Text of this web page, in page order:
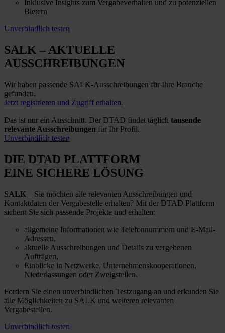
Inklusive Insights zum Vergabeverhalten und zu potenziellen
Bietern
Unverbindlich testen
SALK – AKTUELLE
AUSSCHREIBUNGEN
Wir haben passende SALK-Ausschreibungen für Ihre Branche
gefunden.
Jetzt registrieren und Zugriff erhalten.
Das ist nur ein Ausschnitt. Der DTAD findet täglich tausende
relevante Ausschreibungen für Ihr Profil.
Unverbindlich testen
DIE DTAD PLATTFORM
EINE SICHERE LÖSUNG
SALK – Sie möchten alle relevanten Ausschreibungen und
Kontaktdaten der Vergabestelle erhalten? Mit der DTAD Plattform
sichern Sie sich passende Projekte und erhalten:
allgemeine Informationen wie Telefonnummern und E-Mail-
Adressen,
aktuelle Ausschreibungen und Details zu vergebenen
Aufträgen,
Einblicke in Netzwerke, Unternehmenskooperationen,
Niederlassungen oder Zweigstellen.
Fordern Sie einen unverbindlichen Testzugang an und erkunden Sie
alle Möglichkeiten zu SALK und weiteren relevanten
Vergabestellen.
Unverbindlich testen